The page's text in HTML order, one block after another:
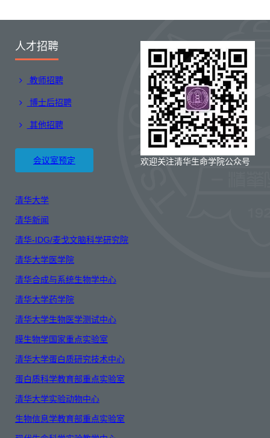
欢迎关注清华生命学院公众号
人才招聘
教师招聘
博士后招聘
其他招聘
会议室预定
清华大学
清华新闻
清华-IDG/麦戈文脑科学研究院
清华大学医学院
清华合成与系统生物学中心
清华大学药学院
清华大学生物医学测试中心
膜生物学国家重点实验室
清华大学蛋白质研究技术中心
蛋白质科学教育部重点实验室
清华大学实验动物中心
生物信息学教育部重点实验室